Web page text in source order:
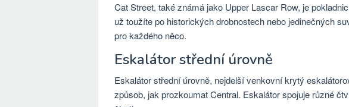
Cat Street, také známá jako Upper Lascar Row, je
už toužíte po historických drobnostech nebo jedinečných
pro každého něco.
Eskalátor střední úrovně
Eskalátor střední úrovně, nejdelší venkovní krytý
způsob, jak prozkoumat Central. Eskalátor spojuje různé